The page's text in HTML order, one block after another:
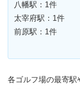
八幡駅：1件
太宰府駅：1件
前原駅：1件
各ゴルフ場の最寄駅